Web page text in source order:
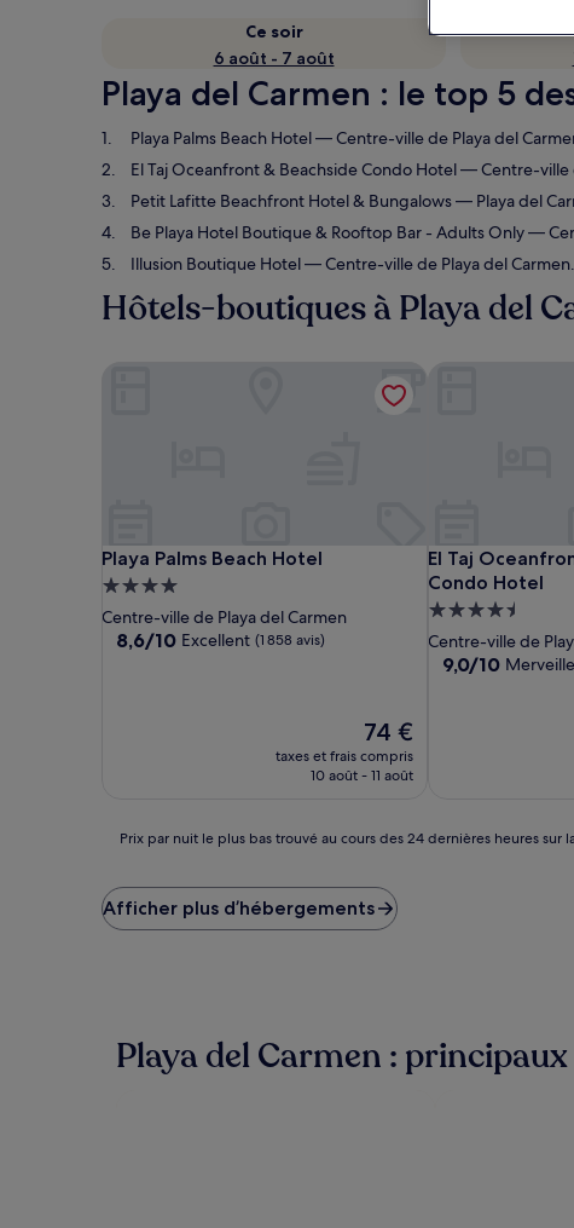
Ce soir
6 août - 7 août
Playa del Carmen : le top 5
Playa Palms Beach Hotel— Centre-ville de Playa del
El Taj Oceanfront & Beachside Condo Hotel— Centre-ville
Petit Lafitte Beachfront Hotel & Bungalows— Playa del
Be Playa Hotel Boutique & Rooftop Bar - Adults Only—
Illusion Boutique Hotel— Centre-ville de Playa del
Hôtels-boutiques à Playa del
Playa Palms Beach Hotel
Playa Palms Beach Hotel
Hébergement
4.0 étoiles
Centre-ville de Playa del Carmen
8.6
8,6/10 Excellent (1 858 avis)
Le
nouveau
prix
74 €
74 €
taxes et frais compris
10 août - 11 août
El Taj
Condo Hotel
El Taj
Hébergement
4.5 étoiles
Centre-ville de
9.0
9,0/10
El Taj
Prix
nuit
le
plus
24 dernières
Prix par nuit le plus bas trouvé au cours des 24 dernières heures
Afficher plus d’hébergements
Playa del Carmen :